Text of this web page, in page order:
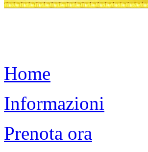
Home
Informazioni
Prenota ora